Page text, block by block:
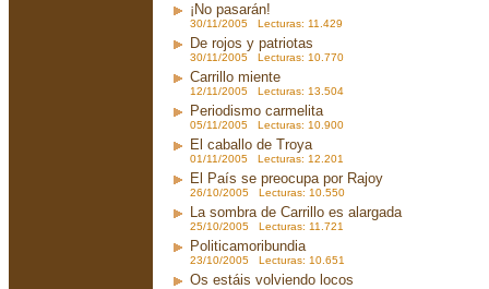
¡No pasarán!
30/11/2005 Lecturas: 11.429
De rojos y patriotas
30/11/2005 Lecturas: 10.770
Carrillo miente
12/11/2005 Lecturas: 13.504
Periodismo carmelita
05/11/2005 Lecturas: 10.900
El caballo de Troya
01/11/2005 Lecturas: 12.201
El País se preocupa por Rajoy
26/10/2005 Lecturas: 10.550
La sombra de Carrillo es alargada
25/10/2005 Lecturas: 11.721
Politicamoribundia
23/10/2005 Lecturas: 10.651
Os estáis volviendo locos